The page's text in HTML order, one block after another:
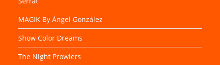
MAGIK By Ángel González
Show Color Dreams
The Night Prowlers